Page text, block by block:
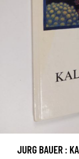
JURG BAUER :